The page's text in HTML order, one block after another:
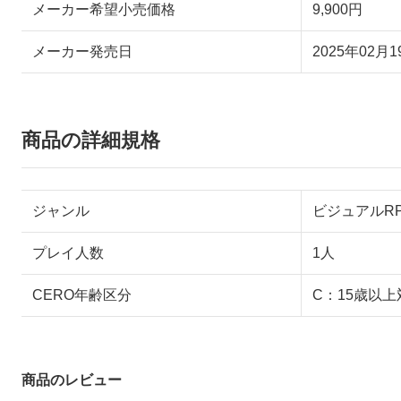
メーカー希望小売価格 9,900円
メーカー発売日 2025年02月
商品の詳細規格
ジャンル ビジュアル
プレイ人数 1人
CERO年齢区分 C：15歳以上
商品のレビュー